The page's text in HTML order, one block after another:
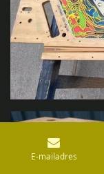
E-mailadres